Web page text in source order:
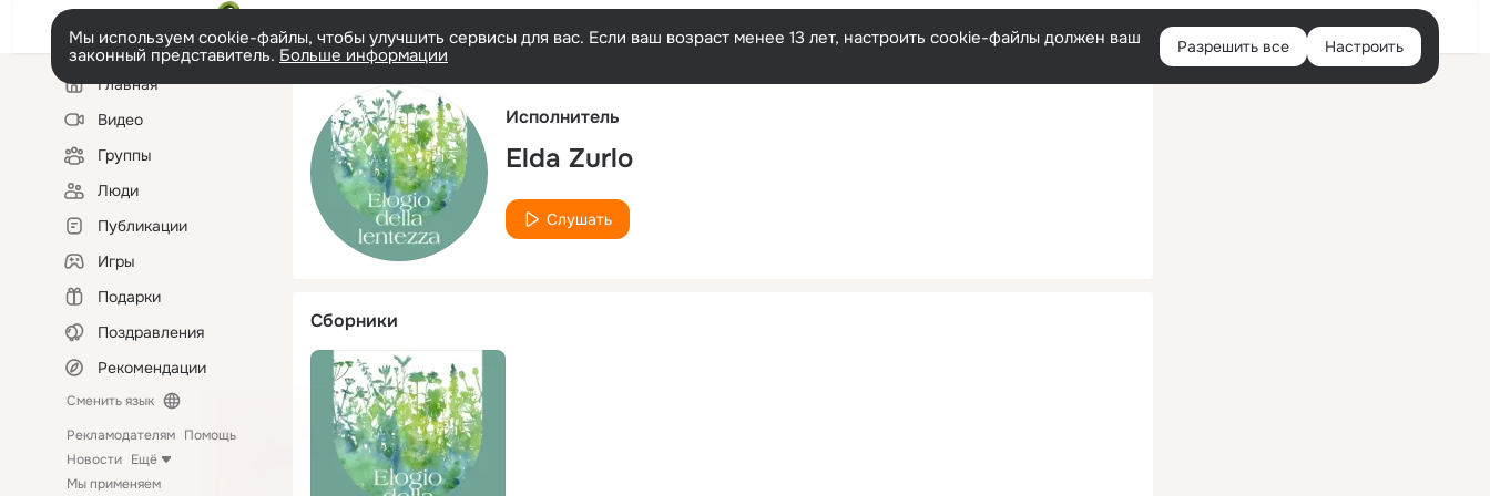
Русский Войти
Мы используем cookie-файлы, чтобы улучшить сервисы для вас. Если ваш возраст менее 13 лет, настроить cookie-файлы должен ваш
законный представитель. Больше информации Разрешить все Настроить
Левая
колонкаГлавная
Видео
Группы
Люди
Публикации
Игры
Подарки
Поздравления
Рекомендации
Сменить язык
Рекламодателям Помощь
Новости Ещё
Мы применяем
Исполнитель
Elda Zurlo
Слушать
Сборники